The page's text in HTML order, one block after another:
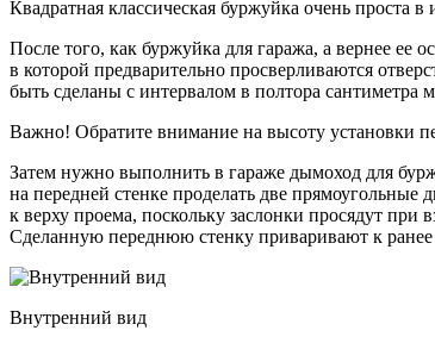
Квадратная классическая буржуйка очень проста в
После того, как буржуйка для гаража, а вернее ее
в которой предварительно просверливаются
быть сделаны с интервалом в полтора сантиметра
Важно! Обратите внимание на высоту установки
Затем нужно выполнить в гараже дымоход для
на передней стенке проделать две
к верху проема, поскольку заслонки просядут
Сделанную переднюю стенку приваривают к
Внутренний вид